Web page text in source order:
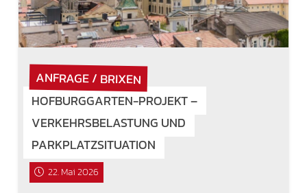
ANFRAGE / BRIXEN
HOFBURGGARTEN-PROJEKT –
VERKEHRSBELASTUNG UND
PARKPLATZSITUATION
22. Mai 2026